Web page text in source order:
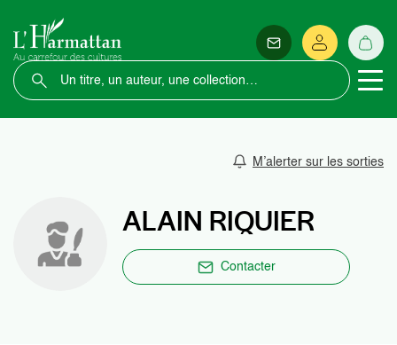
M’alerter sur les sorties
ALAIN RIQUIER
Contacter